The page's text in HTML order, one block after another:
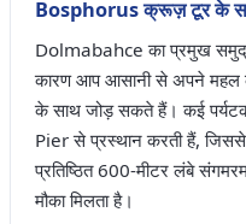
Bosphorus क्रूज़ टूर के
Dolmabahce का प्रमुख
कारण आप आसानी से अपने
के साथ जोड़ सकते हैं। कई
Pier से प्रस्थान करती हैं,
प्रतिष्ठित 600-मीटर लंबे
मौका मिलता है।